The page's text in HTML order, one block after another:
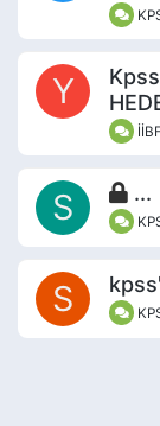
Y
İİBF
S ...
S